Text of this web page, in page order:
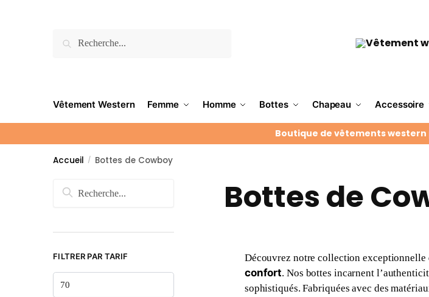
Vêtement Western Femme Homme Bottes Chapeau Accessoire
Boutique de vêtements
Accueil / Bottes de Cowboy
Bottes de
Découvrez notre collection exceptionnelle
confort. Nos bottes incarnent
sophistiqués. Fabriquées avec des
FILTRER PAR TARIF